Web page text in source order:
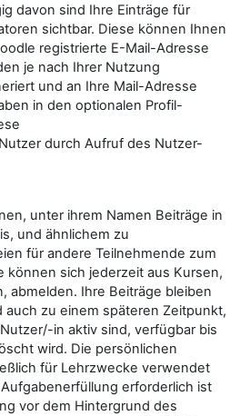
davon sind Ihre Einträge für
sichtbar. Diese können Ihnen
registrierte E-Mail-Adresse
je nach Ihrer Nutzung
und an Ihre Mail-Adresse
in den optionalen Profil-
durch Aufruf des Nutzer-
unter ihrem Namen Beiträge in
und ähnlichem zu
für andere Teilnehmende zum
können sich jederzeit aus Kursen,
abmelden. Ihre Beiträge bleiben
auch zu einem späteren Zeitpunkt,
in aktiv sind, verfügbar bis
wird. Die persönlichen
für Lehrzwecke verwendet
erforderlich ist
vor dem Hintergrund des